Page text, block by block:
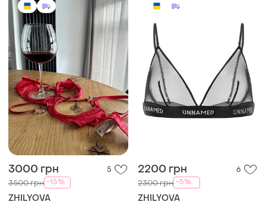
3000 грн 5
3500 грн -15%
ZHILYOVA
2200 грн 6
2300 грн -5%
ZHILYOVA